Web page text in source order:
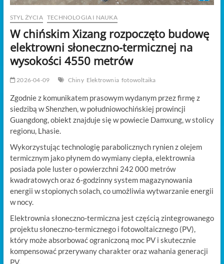
STYL ŻYCIA TECHNOLOGIA I NAUKA
W chińskim Xizang rozpoczęto budowę
elektrowni słoneczno-termicznej na
wysokości 4550 metrów
2026-04-09 Chiny Elektrownia fotowoltaika
Zgodnie z komunikatem prasowym wydanym przez firmę z
siedzibą w Shenzhen, w południowochińskiej prowincji
Guangdong, obiekt znajduje się w powiecie Damxung, w stolicy
regionu, Lhasie.
Wykorzystując technologię parabolicznych rynien z olejem
termicznym jako płynem do wymiany ciepła, elektrownia
posiada pole luster o powierzchni 242 000 metrów
kwadratowych oraz 6-godzinny system magazynowania
energii w stopionych solach, co umożliwia wytwarzanie energii
w nocy.
Elektrownia słoneczno-termiczna jest częścią zintegrowanego
projektu słoneczno-termicznego i fotowoltaicznego (PV),
który może absorbować ograniczoną moc PV i skutecznie
kompensować przerywany charakter oraz wahania generacji
PV.